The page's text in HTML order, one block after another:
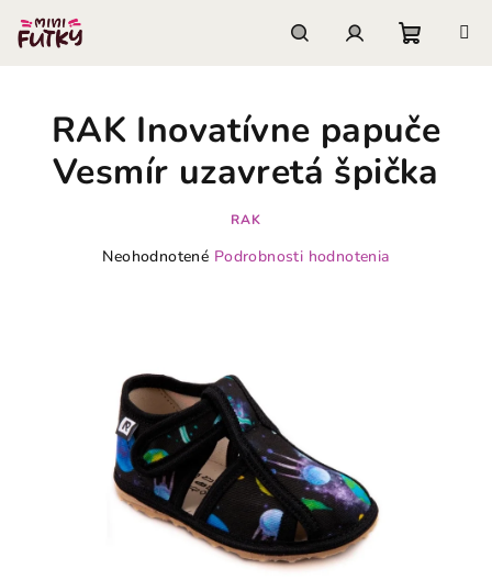
obsah
košík
RAK Inovatívne papuče
Vesmír uzavretá špička
RAK
Priemerné
hviezdičiek.
Neohodnotené Podrobnosti hodnotenia